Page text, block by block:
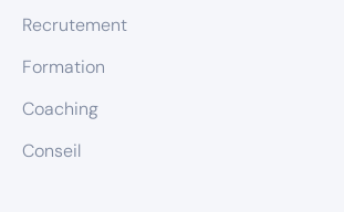
Recrutement
Formation
Coaching
Conseil